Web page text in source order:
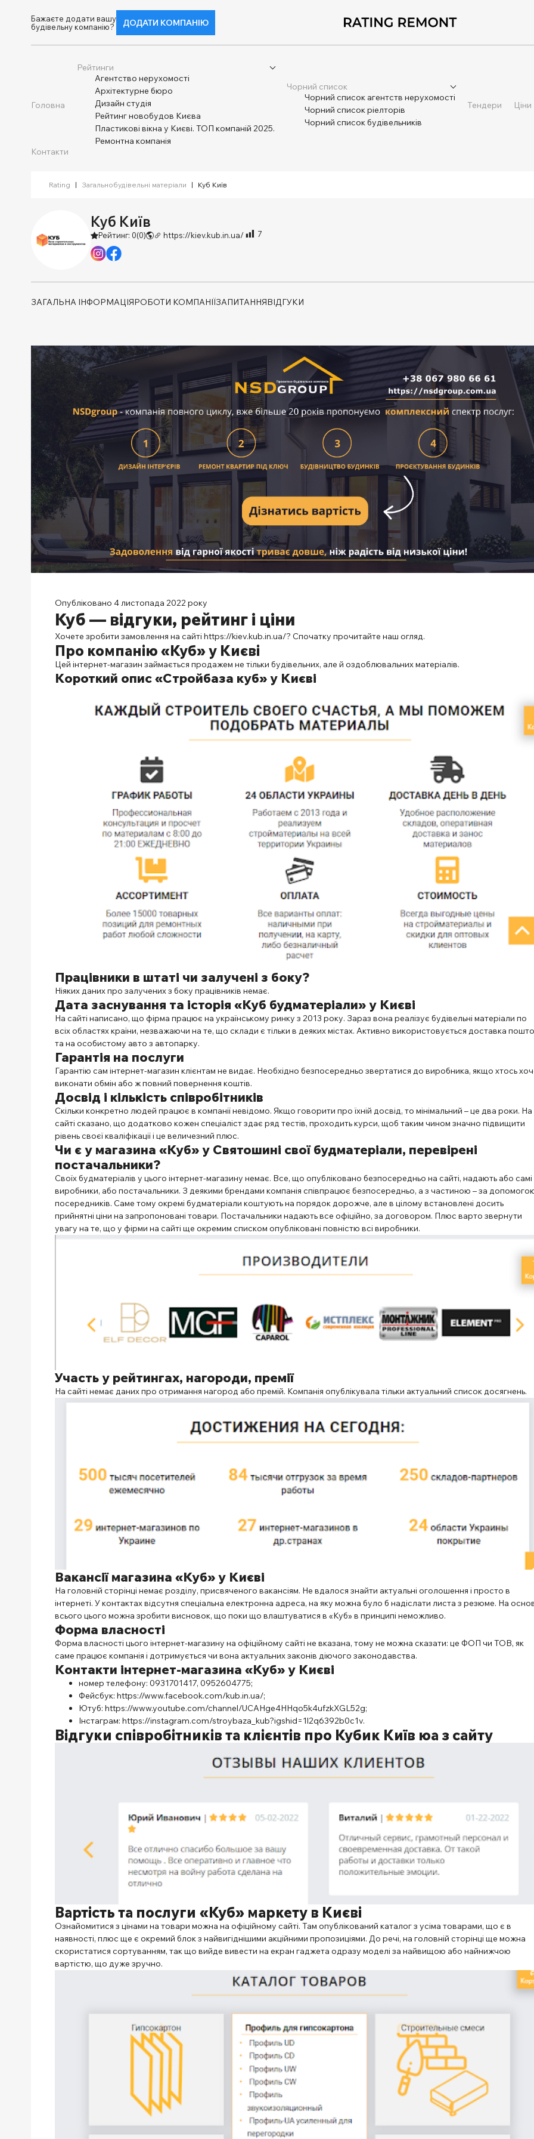
Бажаєте додати вашу
будівельну компанію?
ДОДАТИ КОМПАНІЮ
Головна
Рейтинги
Агентство нерухомості
Архітектурне бюро
Дизайн студія
Рейтинг новобудов Києва
Пластикові вікна у Києві. ТОП компаній 2025.
Ремонтна компанія
Чорний список
Чорний список агентств нерухомості
Чорний список ріелторів
Чорний список будівельників
Тендери Ціни
Контакти
Rating | Загальнобудівельні матеріали | Куб Київ
Куб Київ
Рейтинг: 0(0) https://kiev.kub.in.ua/ 7
ЗАГАЛЬНА ІНФОРМАЦІЯРОБОТИ КОМПАНІЇЗАПИТАННЯВІДГУКИ
Опубліковано 4 листопада 2022 року
Куб — відгуки, рейтинг і ціни
Хочете зробити замовлення на сайті https://kiev.kub.in.ua/? Спочатку прочитайте наш огляд.
Про компанію «Куб» у Києві
Цей інтернет-магазин займається продажем не тільки будівельних, але й оздоблювальних матеріалів.
Короткий опис«Стройбаза куб» у Києві
Працівники в штаті чи залучені з боку?
Ніяких даних про залучених з боку працівників немає.
Дата заснування та історія «Куб будматеріали» у Києві
На сайті написано, що фірма працює на українському ринку з 2013 року. Зараз вона реалізує будівельні матеріали по
всіх областях країни, незважаючи на те, що склади є тільки в деяких містах. Активно використовується доставка
та на особистому авто з автопарку.
Гарантія на послуги
Гарантію сам інтернет-магазин клієнтам не видає. Необхідно безпосередньо звертатися до виробника, якщо хтось
виконати обмін або ж повний повернення коштів.
Досвід і кількість співробітників
Скільки конкретно людей працює в компанії невідомо. Якщо говорити про їхній досвід, то мінімальний – це два роки. На
сайті сказано, що додатково кожен спеціаліст здає ряд тестів, проходить курси, щоб таким чином значно підвищити
рівень своєї кваліфікації і це величезний плюс.
Чи є у магазина «Куб» у Святошині свої будматеріали, перевірені
постачальники?
Своїх будматеріалів у цього інтернет-магазину немає. Все, що опубліковано безпосередньо на сайті, надають або самі
виробники, або постачальники. З деякими брендами компанія співпрацює безпосередньо, а з частиною – за
посередників. Саме тому окремі будматеріали коштують на порядок дорожче, але в цілому встановлені досить
прийнятні ціни на запропоновані товари. Постачальники надають все офіційно, за договором. Плюс варто звернути
увагу на те, що у фірми на сайті ще окремим списком опубліковані повністю всі виробники.
Участь у рейтингах, нагороди, премії
На сайті немає даних про отримання нагород або премій. Компанія опублікувала тільки актуальний список досягнень.
Вакансії магазина «Куб» у Києві
На головній сторінці немає розділу, присвяченого вакансіям. Не вдалося знайти актуальні оголошення і просто в
інтернеті. У контактах відсутня спеціальна електронна адреса, на яку можна було б надіслати листа з резюме. На
всього цього можна зробити висновок, що поки що влаштуватися в «Куб» в принципі неможливо.
Форма власності
Форма власності цього інтернет-магазину на офіційному сайті не вказана, тому не можна сказати: це ФОП чи ТОВ, як
саме працює компанія і дотримується чи вона актуальних законів діючого законодавства.
Контакти інтернет-магазина «Куб» у Києві
номер телефону: 0931701417, 0952604775;
Фейсбук: https://www.facebook.com/kub.in.ua/;
Ютуб: https://www.youtube.com/channel/UCAHge4HHqo5k4ufzkXGL52g;
Інстаграм: https://instagram.com/stroybaza_kub?igshid=1l2q6392b0c1v.
Відгуки співробітників та клієнтів про Кубик Київ юа з сайту
Вартість та послуги «Куб» маркету в Києві
Ознайомитися з цінами на товари можна на офіційному сайті. Там опублікований каталог з усіма товарами, що є в
наявності, плюс ще є окремий блок з найвигіднішими акційними пропозиціями. До речі, на головній сторінці ще можна
скористатися сортуванням, так що вийде вивести на екран гаджета одразу моделі за найвищою або найнижчою
вартістю, що дуже зручно.